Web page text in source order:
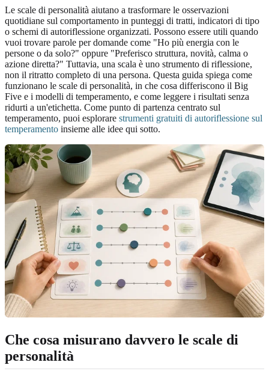
Le scale di personalità aiutano a trasformare le osservazioni
quotidiane sul comportamento in punteggi di tratti, indicatori di tipo
o schemi di autoriflessione organizzati. Possono essere utili quando
vuoi trovare parole per domande come "Ho più energia con le
persone o da solo?" oppure "Preferisco struttura, novità, calma o
azione diretta?" Tuttavia, una scala è uno strumento di riflessione,
non il ritratto completo di una persona. Questa guida spiega come
funzionano le scale di personalità, in che cosa differiscono il Big
Five e i modelli di temperamento, e come leggere i risultati senza
ridurti a un'etichetta. Come punto di partenza centrato sul
temperamento, puoi esplorare strumenti gratuiti di autoriflessione sul
temperamento insieme alle idee qui sotto.
Che cosa misurano davvero le scale di
personalità